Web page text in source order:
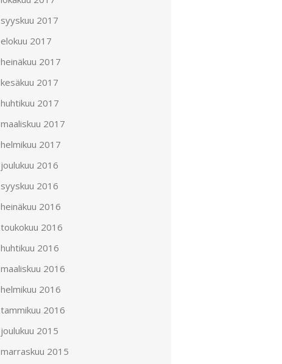
syyskuu 2017
elokuu 2017
heinäkuu 2017
kesäkuu 2017
huhtikuu 2017
maaliskuu 2017
helmikuu 2017
joulukuu 2016
syyskuu 2016
heinäkuu 2016
toukokuu 2016
huhtikuu 2016
maaliskuu 2016
helmikuu 2016
tammikuu 2016
joulukuu 2015
marraskuu 2015